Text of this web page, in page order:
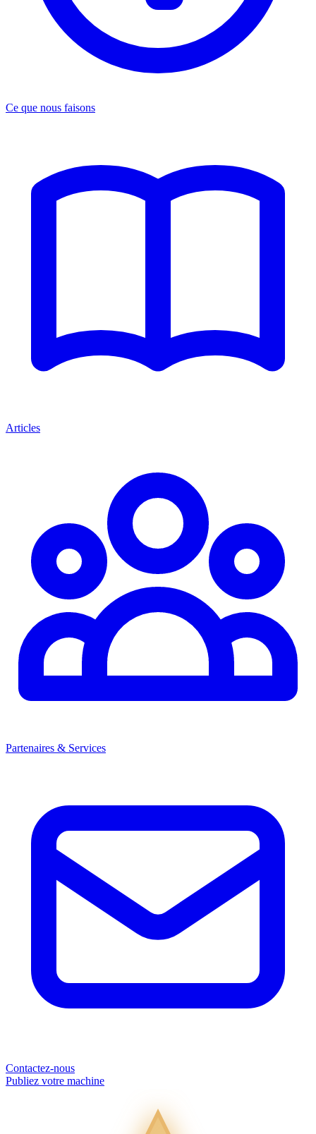
Ce que nous faisons
Articles
Partenaires & Services
Contactez-nous
Publiez votre machine